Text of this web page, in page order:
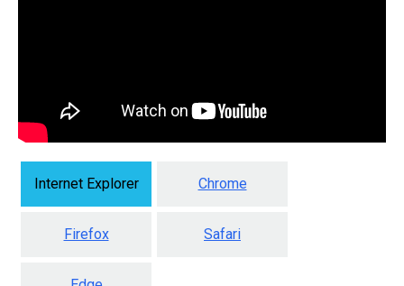
Internet Explorer Chrome
Firefox Safari